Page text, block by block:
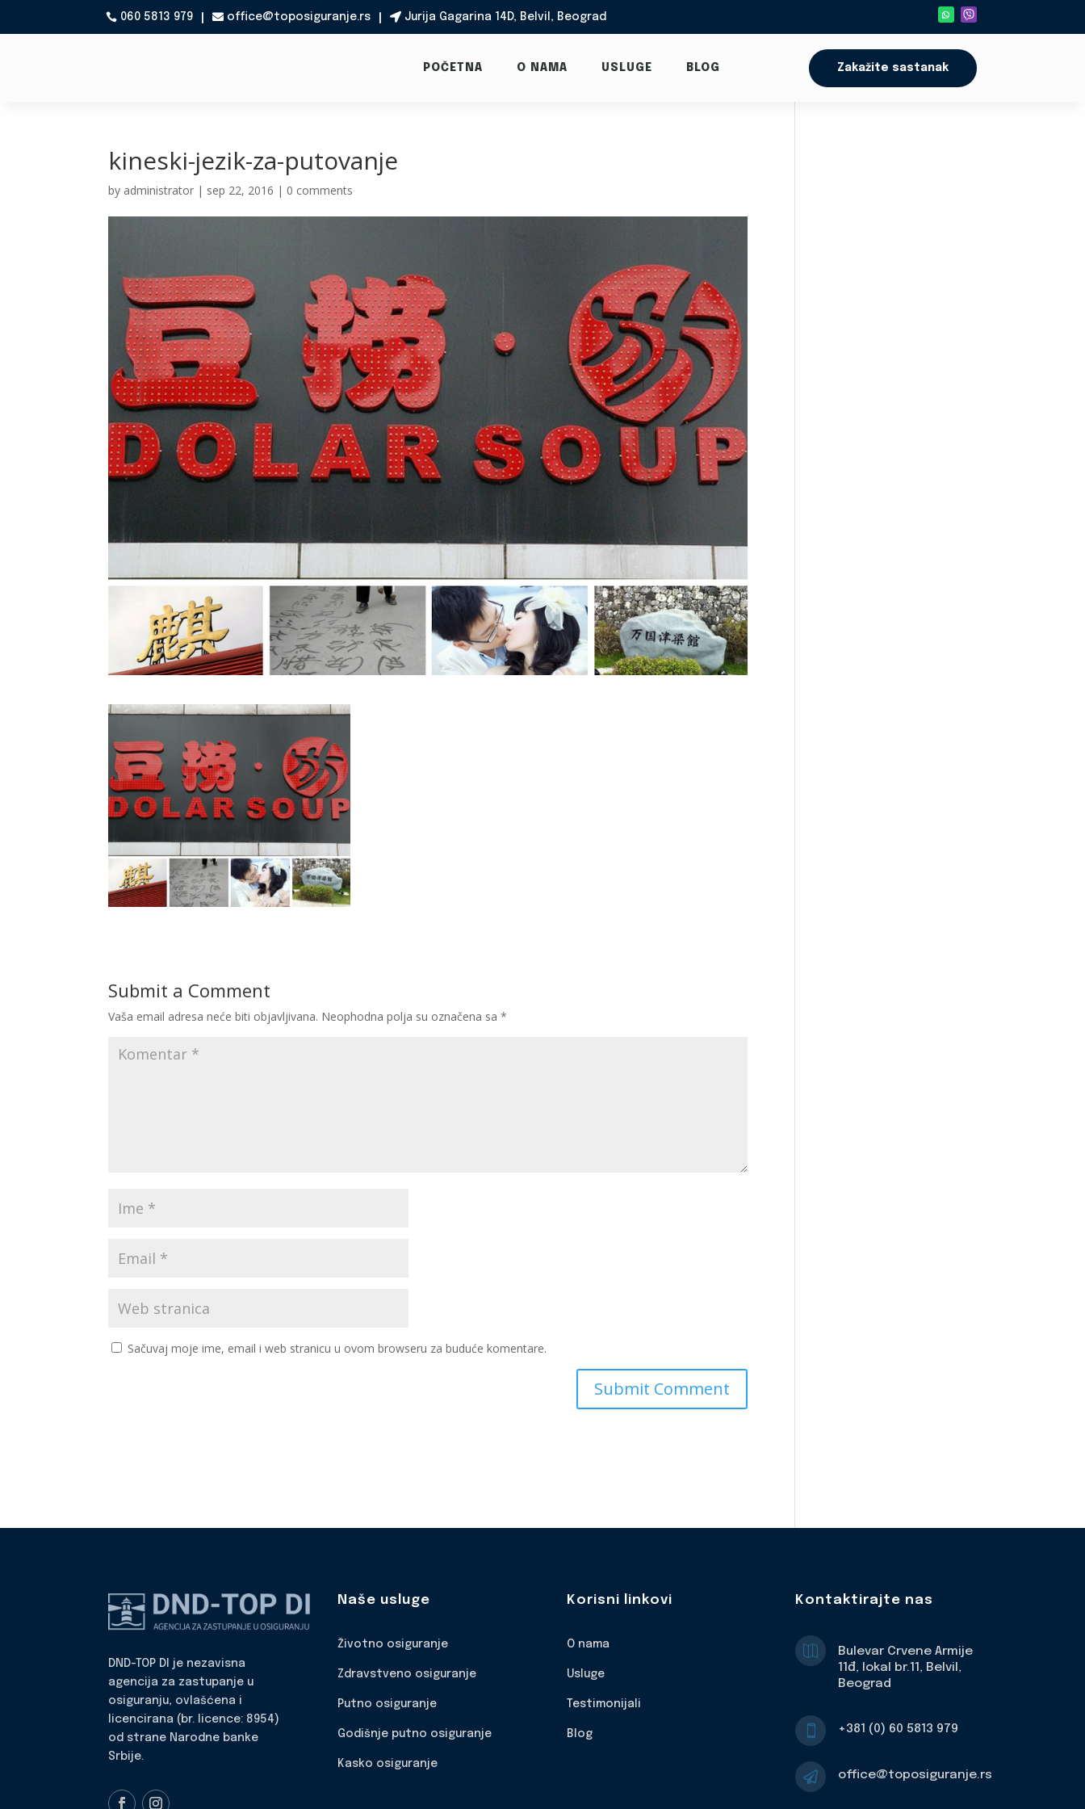
060 5813 979  office@toposiguranje.rs Jurija Gagarina 14D, Belvil, Beograd
POČETNA O NAMA USLUGE BLOG Zakažite sastanak
kineski-jezik-za-putovanje
by administrator | sep 22, 2016 | 0 comments
Submit a Comment
Vaša email adresa neće biti objavljivana. Neophodna polja su označena sa*
Sačuvaj moje ime, email i web stranicu u ovom browseru za buduće komentare.
DND-TOP DI je nezavisna
agencija za zastupanje u
osiguranju, ovlašćena i
licencirana (br. licence: 8954)
od strane Narodne banke
Srbije.
Naše usluge
Životno osiguranje
Zdravstveno osiguranje
Putno osiguranje
Godišnje putno osiguranje
Kasko osiguranje
Korisni linkovi
O nama
Usluge
Testimonijali
Blog
Kontaktirajte nas

Bulevar Crvene Armije
11đ, lokal br.11, Belvil,
Beograd
 +381 (0) 60 5813 979
 office@toposiguranje.rs